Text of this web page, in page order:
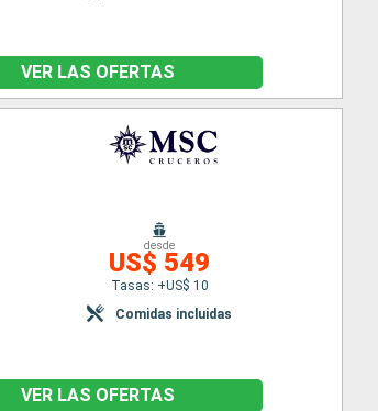
VER LAS OFERTAS
desde
US$ 549
Tasas: +US$ 10
Comidas incluidas
VER LAS OFERTAS